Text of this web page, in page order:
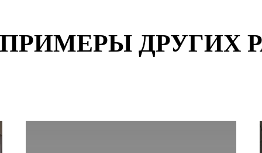
ДРУГИХ